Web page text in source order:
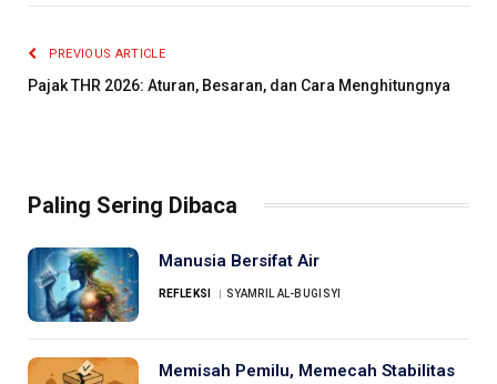
PREVIOUS ARTICLE
Pajak THR 2026: Aturan, Besaran, dan Cara Menghitungnya
Paling Sering Dibaca
Manusia Bersifat Air
REFLEKSI SYAMRIL AL-BUGISYI
Memisah Pemilu, Memecah Stabilitas